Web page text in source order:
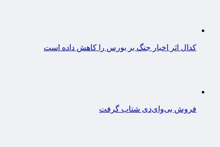
کدال اثر اخبار جنگ بر بورس را کاهش داده است
فروش بی‌وای‌دی شتاب گرفت